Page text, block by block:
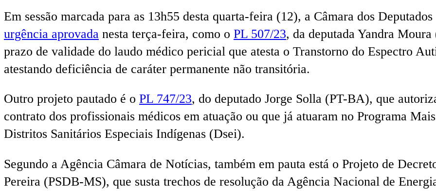
Em sessão marcada para as 13h55 desta quarta-feira (12), a Câmara dos
urgência aprovada nesta terça-feira, como o PL 507/23, da deputada Yandra
prazo de validade do laudo médico pericial que atesta o Transtorno do Espectro
atestando deficiência de caráter permanente não transitória.
Outro projeto pautado é o PL 747/23, do deputado Jorge Solla (PT-BA), que
contrato dos profissionais médicos em atuação ou que já atuaram no Programa
Distritos Sanitários Especiais Indígenas (Dsei).
Segundo a Agência Câmara de Notícias, também em pauta está o Projeto de
Pereira (PSDB-MS), que susta trechos de resolução da Agência Nacional de